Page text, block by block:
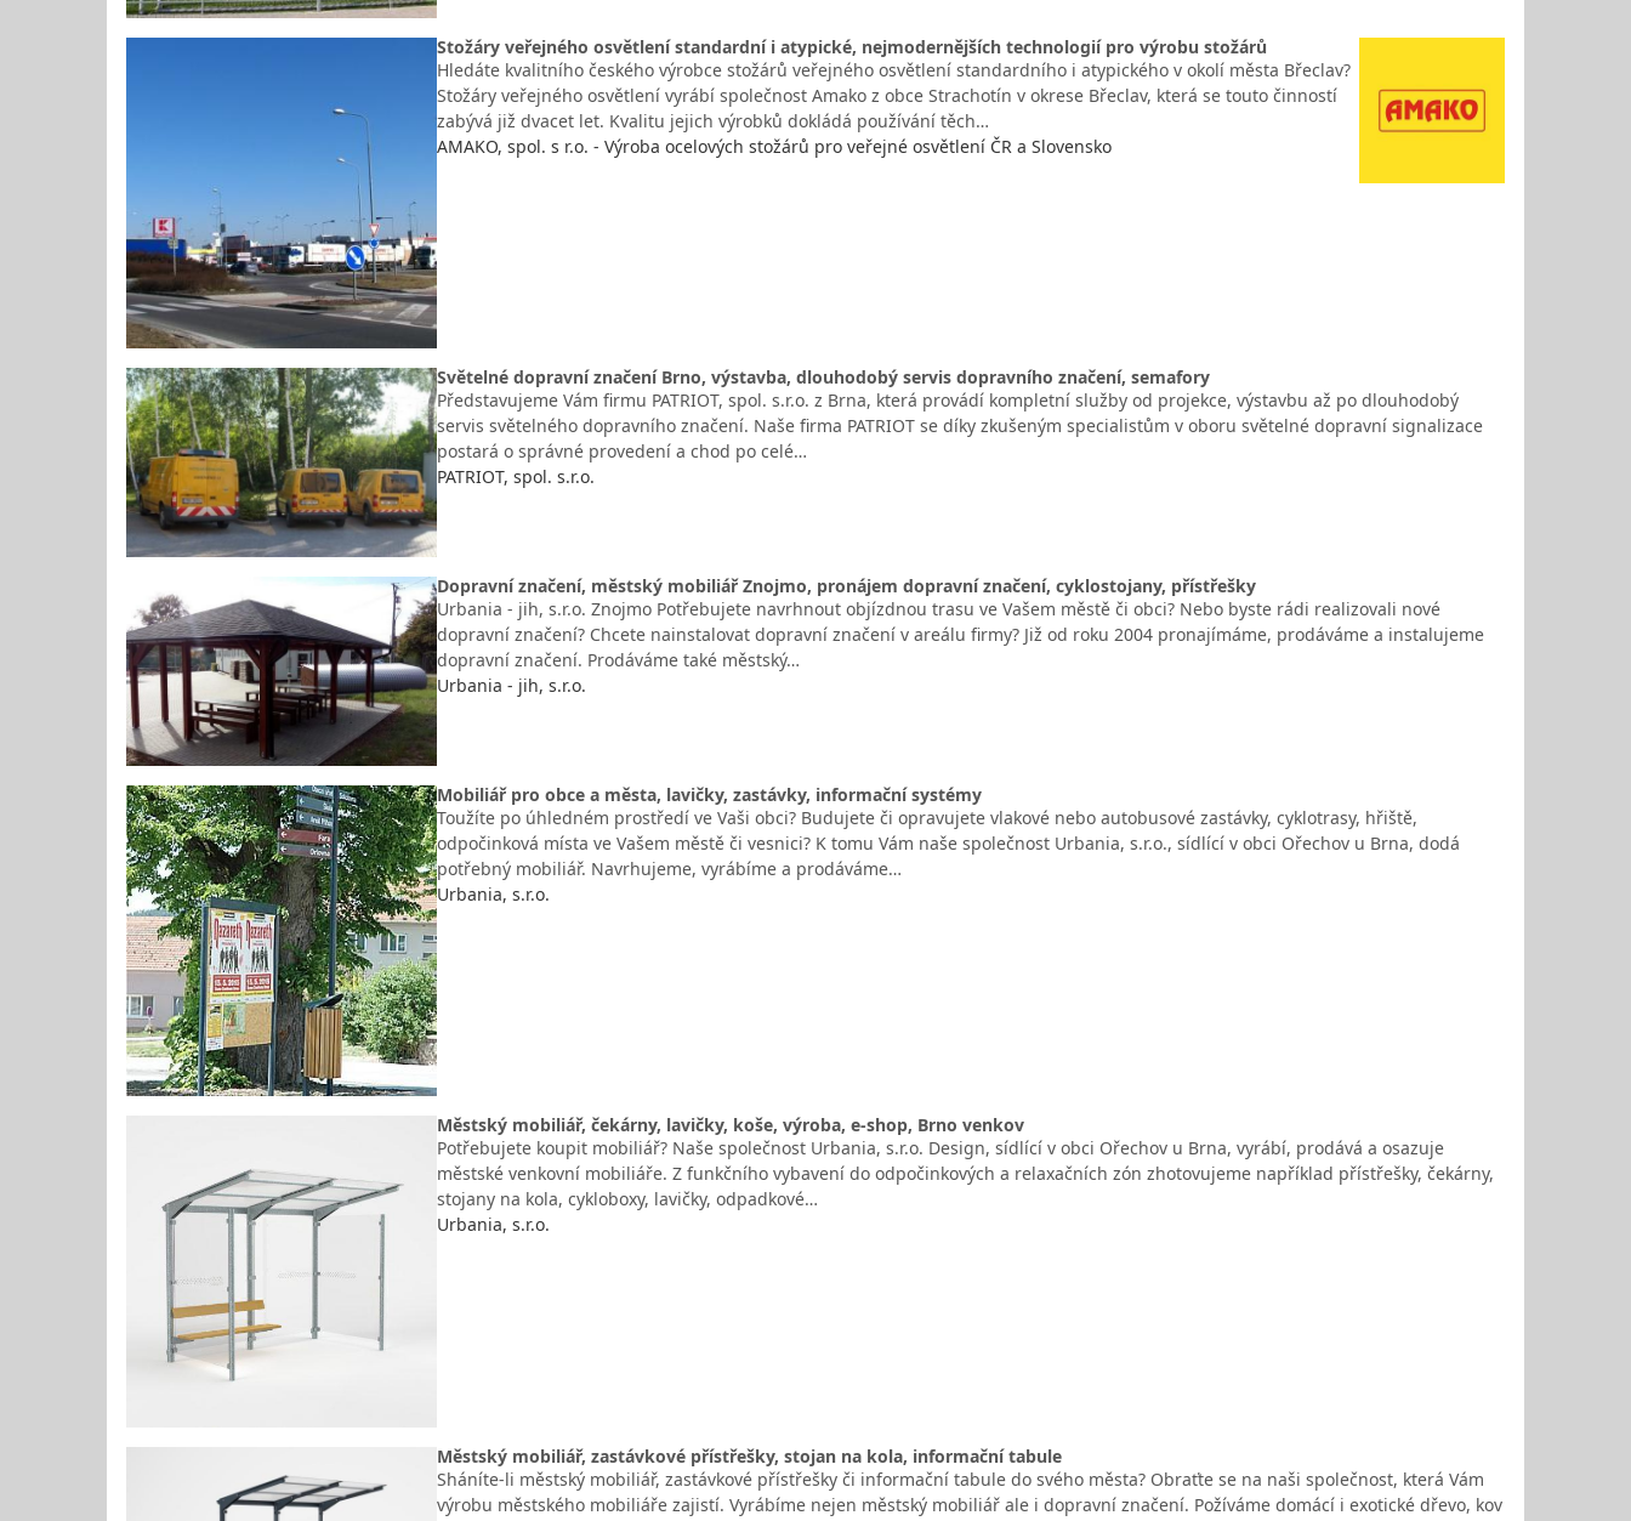
Stožáry veřejného osvětlení standardní i atypické, nejmodernějších technologií pro výrobu stožárů
Hledáte kvalitního českého výrobce stožárů veřejného osvětlení standardního i atypického v okolí města Břeclav?
Stožáry veřejného osvětlení vyrábí společnost Amako z obce Strachotín v okrese Břeclav, která se touto činností
zabývá již dvacet let. Kvalitu jejich výrobků dokládá používání těch…
AMAKO, spol. s r.o. - Výroba ocelových stožárů pro veřejné osvětlení ČR a Slovensko
Světelné dopravní značení Brno, výstavba, dlouhodobý servis dopravního značení, semafory
Představujeme Vám firmu PATRIOT, spol. s.r.o. z Brna, která provádí kompletní služby od projekce, výstavbu až po dlouhodobý
servis světelného dopravního značení. Naše firma PATRIOT se díky zkušeným specialistům v oboru světelné dopravní signalizace
postará o správné provedení a chod po celé…
PATRIOT, spol. s.r.o.
Dopravní značení, městský mobiliář Znojmo, pronájem dopravní značení, cyklostojany, přístřešky
Urbania - jih, s.r.o. Znojmo Potřebujete navrhnout objízdnou trasu ve Vašem městě či obci? Nebo byste rádi realizovali nové
dopravní značení? Chcete nainstalovat dopravní značení v areálu firmy? Již od roku 2004 pronajímáme, prodáváme a instalujeme
dopravní značení. Prodáváme také městský…
Urbania - jih, s.r.o.
Mobiliář pro obce a města, lavičky, zastávky, informační systémy
Toužíte po úhledném prostředí ve Vaši obci? Budujete či opravujete vlakové nebo autobusové zastávky, cyklotrasy, hřiště,
odpočinková místa ve Vašem městě či vesnici? K tomu Vám naše společnost Urbania, s.r.o., sídlící v obci Ořechov u Brna, dodá
potřebný mobiliář. Navrhujeme, vyrábíme a prodáváme…
Urbania, s.r.o.
Městský mobiliář, čekárny, lavičky, koše, výroba, e-shop, Brno venkov
Potřebujete koupit mobiliář? Naše společnost Urbania, s.r.o. Design, sídlící v obci Ořechov u Brna, vyrábí, prodává a osazuje
městské venkovní mobiliáře. Z funkčního vybavení do odpočinkových a relaxačních zón zhotovujeme například přístřešky, čekárny,
stojany na kola, cykloboxy, lavičky, odpadkové…
Urbania, s.r.o.
Městský mobiliář, zastávkové přístřešky, stojan na kola, informační tabule
Sháníte-li městský mobiliář, zastávkové přístřešky či informační tabule do svého města? Obraťte se na naši společnost, která Vám
výrobu městského mobiliáře zajistí. Vyrábíme nejen městský mobiliář ale i dopravní značení. Požíváme domácí i exotické dřevo, kov